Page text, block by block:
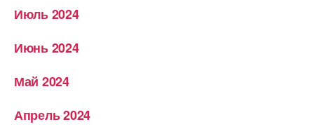
Июль 2024
Июнь 2024
Май 2024
Апрель 2024